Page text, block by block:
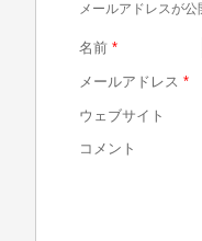
メールアドレスが公
名前 *
メールアドレス *
ウェブサイト
コメント